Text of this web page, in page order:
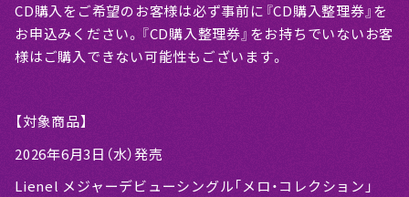
CD購入をご希望のお客様は必ず事前に『CD購入整理券』を
お申込みください。『CD購入整理券』をお持ちでいないお客
様はご購入できない可能性もございます。
【対象商品】
2026年6月3日（水）発売
Lienel メジャーデビューシングル「メロ・コレクション」